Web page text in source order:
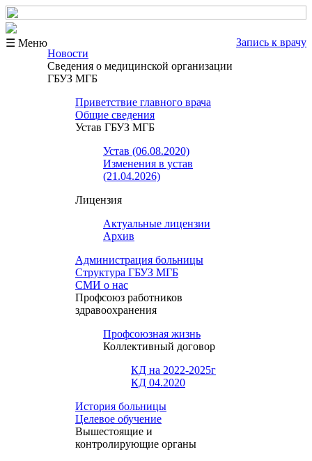
☰ Меню
Запись к врачу
Новости
Сведения о медицинской организации
ГБУЗ МГБ
Приветствие главного врача
Общие сведения
Устав ГБУЗ МГБ
Устав (06.08.2020)
Изменения в устав
(21.04.2026)
Лицензия
Актуальные лицензии
Архив
Администрация больницы
Структура ГБУЗ МГБ
СМИ о нас
Профсоюз работников
здравоохранения
Профсоюзная жизнь
Коллективный договор
КД на 2022-2025г
КД 04.2020
История больницы
Целевое обучение
Вышестоящие и
контролирующие органы